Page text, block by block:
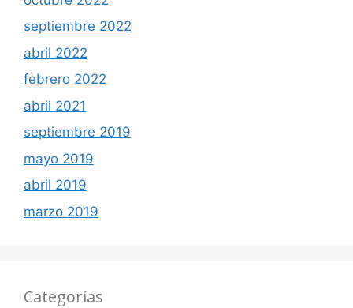
septiembre 2022
abril 2022
febrero 2022
abril 2021
septiembre 2019
mayo 2019
abril 2019
marzo 2019
Categorías